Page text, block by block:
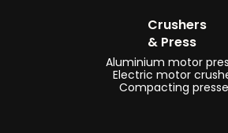
Crushers
& Press
Aluminium motor
Electric motor
Compacting